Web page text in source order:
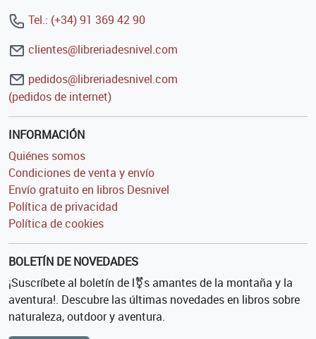
Tel.: (+34) 91 369 42 90
clientes@libreriadesnivel.com
pedidos@libreriadesnivel.com
(pedidos de internet)
INFORMACIÓN
Quiénes somos
Condiciones de venta y envío
Envío gratuito en libros Desnivel
Política de privacidad
Política de cookies
BOLETÍN DE NOVEDADES
¡Suscríbete al boletín de l⚧s amantes de la montaña y la
aventura!. Descubre las últimas novedades en libros sobre
naturaleza, outdoor y aventura.